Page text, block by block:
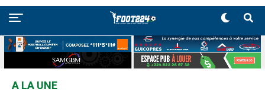
A LA UNE